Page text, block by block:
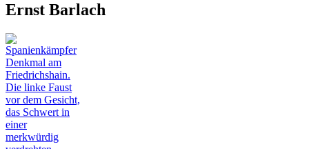
Ernst Barlach